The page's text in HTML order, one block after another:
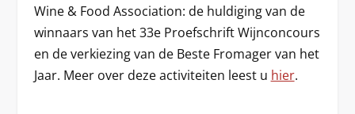
Wine & Food Association: de huldiging van de
winnaars van het 33e Proefschrift Wijnconcours
en de verkiezing van de Beste Fromager van het
Jaar. Meer over deze activiteiten leest u hier.